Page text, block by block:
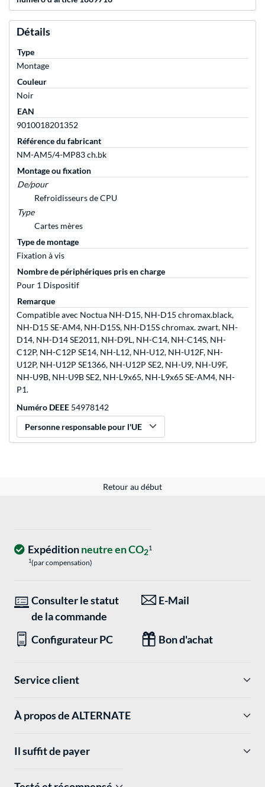
Détails
Type
Montage
Couleur
Noir
EAN
9010018201352
Référence du fabricant
NM-AM5/4-MP83 ch.bk
Montage ou fixation
De/pour
Refroidisseurs de CPU
Type
Cartes mères
Type de montage
Fixation à vis
Nombre de périphériques pris en charge
Pour 1 Dispositif
Remarque
Compatible avec Noctua NH-D15, NH-D15 chromax.black,
NH-D15 SE-AM4, NH-D15S, NH-D15S chromax. zwart, NH-
D14, NH-D14 SE2011, NH-D9L, NH-C14, NH-C14S, NH-
C12P, NH-C12P SE14, NH-L12, NH-U12, NH-U12F, NH-
U12P, NH-U12P SE1366, NH-U12P SE2, NH-U9, NH-U9F,
NH-U9B, NH-U9B SE2, NH-L9x65, NH-L9x65 SE-AM4, NH-
P1.
Numéro DEEE 54978142
Personne responsable pour l'UE
Retour au début
Expéditionneutre en CO21
1(par compensation)
Consulter le statut
de la commande
E-Mail
Configurateur PC Bon d'achat
Service client
À propos de ALTERNATE
Il suffit de payer